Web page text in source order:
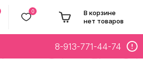
0
В корзине
нет товаров
8-913-771-44-74